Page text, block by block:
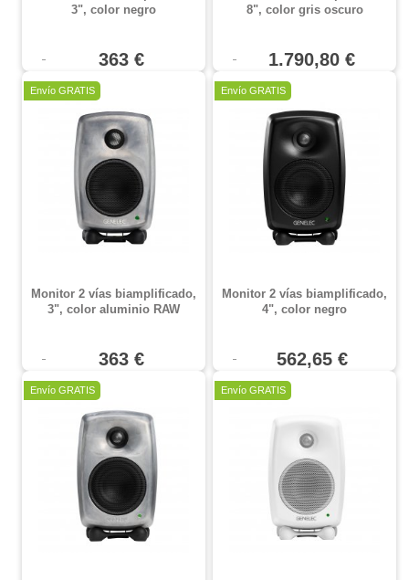
3", color negro
363 €
8", color gris oscuro
1.790,80 €
Monitor 2 vías biamplificado,
3", color aluminio RAW
363 €
Envío GRATIS
Monitor 2 vías biamplificado,
4", color negro
562,65 €
Envío GRATIS
Envío GRATIS Envío GRATIS